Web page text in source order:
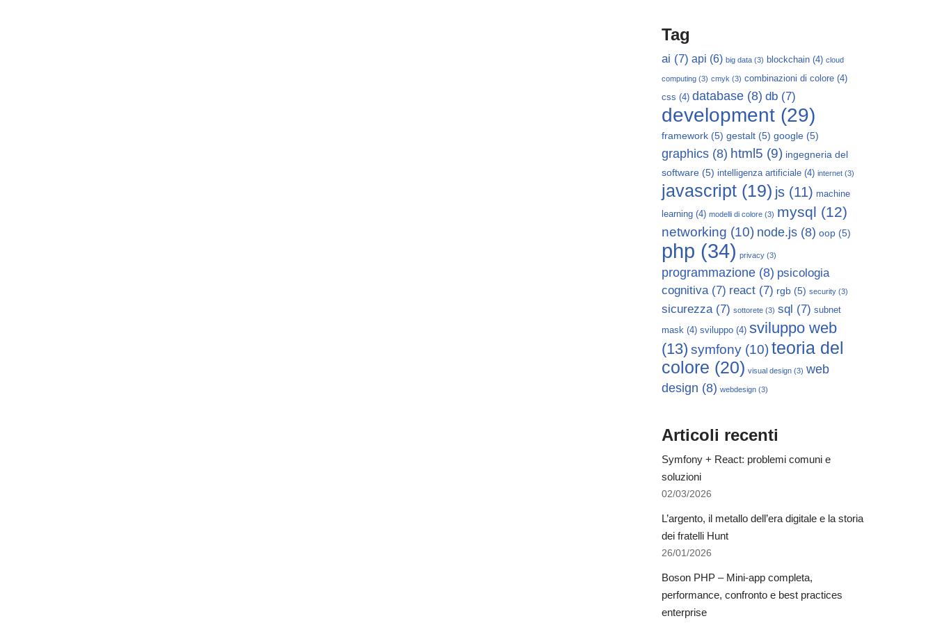
Tag
ai (7) api (6) big data (3) blockchain (4) cloud
computing (3) cmyk (3) combinazioni di colore (4)
css (4) database (8) db (7)
development (29)
framework (5) gestalt (5) google (5)
graphics (8) html5 (9) ingegneria del
software (5) intelligenza artificiale (4) internet (3)
javascript (19) js (11) machine
learning (4) modelli di colore (3) mysql (12)
networking (10) node.js (8) oop (5)
php (34) privacy (3)
programmazione (8) psicologia
cognitiva(7) react (7) rgb (5) security (3)
sicurezza(7) sottorete (3) sql (7) subnet
mask (4) sviluppo (4) sviluppo web
(13) symfony (10)teoria del
colore (20) visual design (3) web
design (8) webdesign (3)
Articoli recenti
Symfony + React: problemi comuni e
soluzioni
02/03/2026
L’argento, il metallo dell’era digitale e la storia
dei fratelli Hunt
26/01/2026
Boson PHP – Mini-app completa,
performance, confronto e best practices
enterprise